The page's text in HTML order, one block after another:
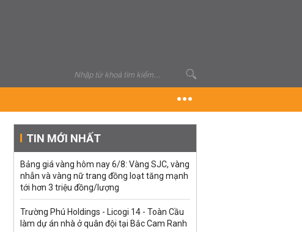
TIN MỚI NHẤT
Bảng giá vàng hôm nay 6/8: Vàng SJC, vàng
nhẫn và vàng nữ trang đồng loạt tăng mạnh
tới hơn 3 triệu đồng/lượng
Trường Phú Holdings - Licogi 14 - Toàn Cầu
làm dự án nhà ở quân đội tại Bắc Cam Ranh